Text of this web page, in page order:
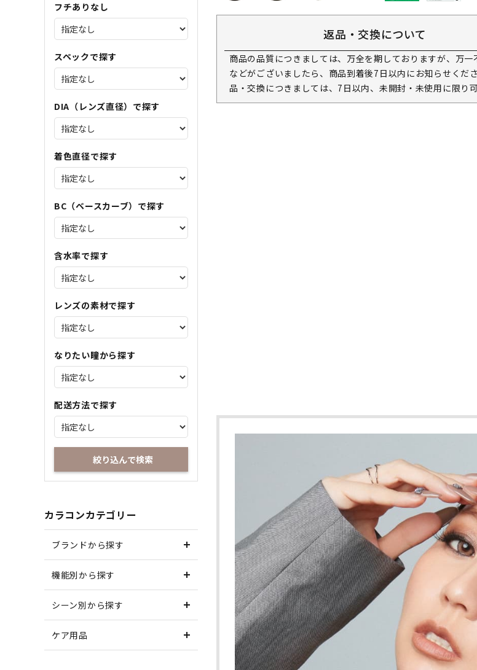
フチありなし
スペックで探す
DIA（レンズ直径）で探す
着色直径で探す
BC（ベースカーブ）で探す
含水率で探す
レンズの素材で探す
なりたい瞳から探す
配送方法で探す
絞り込んで検索
カラコンカテゴリー
ブランドから探す
機能別から探す
シーン別から探す
ケア用品
返品・交換について
商品の品質につきましては、万全を期しておりますが、万一
などがございましたら、商品到着後7日以内にお知らせくだ
品・交換につきましては、7日以内、未開封・未使用に限り可